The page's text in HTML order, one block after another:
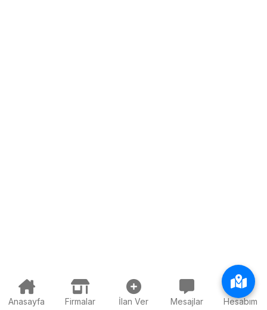
Anasayfa Firmalar İlan Ver Mesajlar Hesabım